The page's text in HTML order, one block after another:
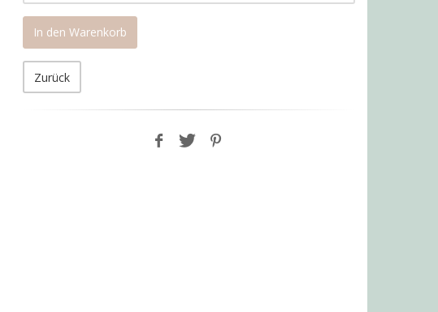
In den Warenkorb
Zurück